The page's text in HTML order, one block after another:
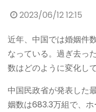
2023/06/12 12:15
近年、中国では婚姻件
なっている。過ぎ去っ
数はどのように変化し
中国民政省が発表した
姻数は683.3万組で、